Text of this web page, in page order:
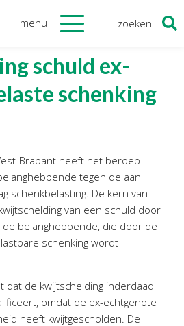
menu zoeken
schuld ex-
schenking
Brabant heeft het beroep
tegen de aan
schenkbelasting. De kern van
van een schuld door
belanghebbende, die door de
schenking wordt
dat de kwijtschelding inderdaad
omdat de ex-echtgenote
heeft kwijtgescholden. De